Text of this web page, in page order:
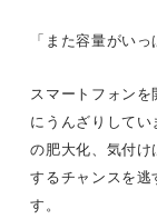
「また容量がい
スマートフォン
にうんざりしてい
の肥大化、気付け
するチャンスを
す。